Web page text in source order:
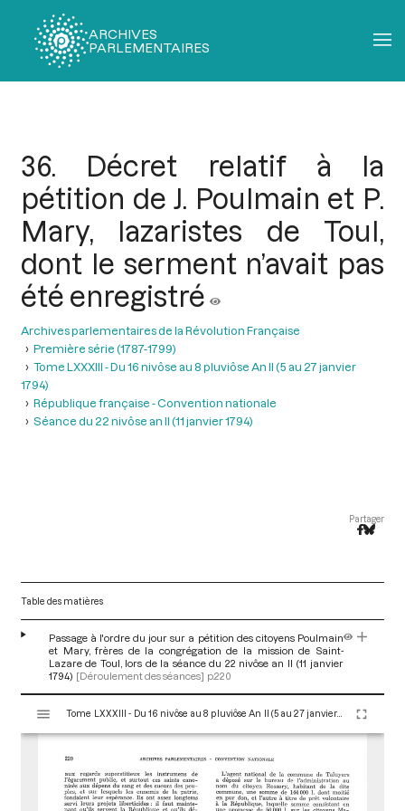
ARCHIVES
PARLEMENTAIRES
36. Décret relatif à la
pétition de J. Poulmain et P.
Mary, lazaristes de Toul,
dont le serment n’avait pas
été enregistré
Archives parlementaires de la Révolution Française
Première série (1787-1799)
Tome LXXXIII - Du 16 nivôse au 8 pluviôse An II (5 au 27 janvier
1794)
République française - Convention nationale
Séance du 22 nivôse an II (11 janvier 1794)
Partager
Table des matières
Passage à l'ordre du jour sur a pétition des citoyens Poulmain
et Mary, frères de la congrégation de la mission de Saint-
Lazare de Toul, lors de la séance du 22 nivôse an II (11 janvier
1794) [Déroulement des séances] p.220
s